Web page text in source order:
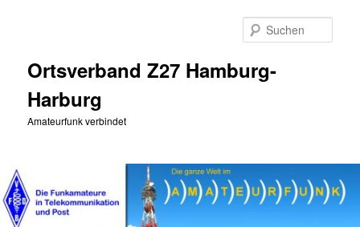
Ortsverband Z27 Hamburg-
Harburg
Amateurfunk verbindet